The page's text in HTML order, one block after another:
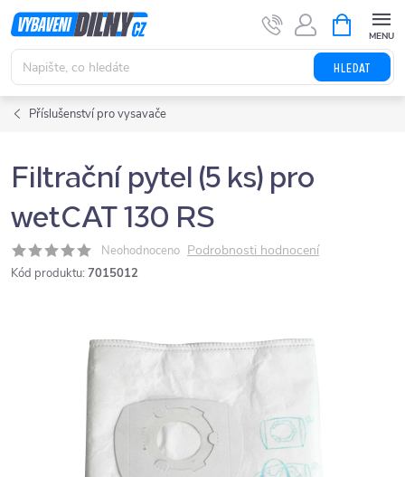
Přejít
na
obsah
HLEDAT
NÁKUPNÍ
KOŠÍK
Příslušenství pro vysavače
Filtrační pytel (5 ks) pro
wetCAT 130 RS
Neohodnoceno Podrobnosti hodnocení
Kód produktu: 7015012